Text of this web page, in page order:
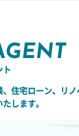
ト
、住宅ローン、リ
します。